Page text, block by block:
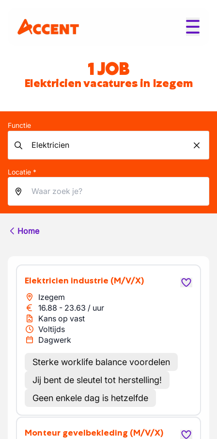
1 JOB
Elektricien vacatures in Izegem
Functie
Locatie *
Home
Elektricien industrie (M/V/X)
Izegem
16.88 - 23.63 / uur
Kans op vast
Voltijds
Dagwerk
Sterke worklife balance voordelen
Jij bent de sleutel tot herstelling!
Geen enkele dag is hetzelfde
Monteur gevelbekleding (M/V/X)